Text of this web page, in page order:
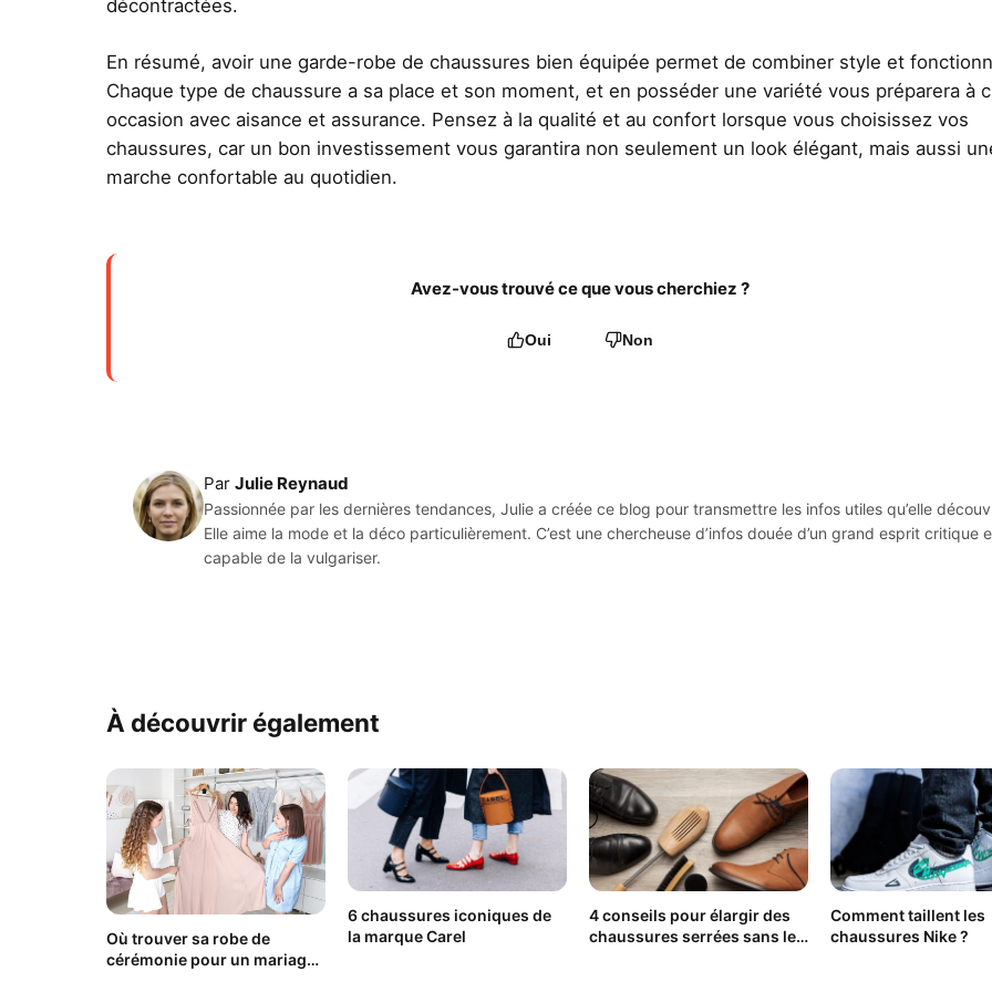
décontractées.
En résumé, avoir une garde-robe de chaussures bien équipée permet de combiner style et
Chaque type de chaussure a sa place et son moment, et en posséder une variété vous préparera à
occasion avec aisance et assurance. Pensez à la qualité et au confort lorsque vous choisissez vos
chaussures, car un bon investissement vous garantira non seulement un look élégant, mais aussi
marche confortable au quotidien.
Avez-vous trouvé ce que vous cherchiez ?
Oui Non
Par Julie Reynaud
Passionnée par les dernières tendances, Julie a créée ce blog pour transmettre les infos utiles qu’elle
Elle aime la mode et la déco particulièrement. C’est une chercheuse d’infos douée d’un grand esprit critique
capable de la vulgariser.
À découvrir également
Où trouver sa robe de
cérémonie pour un mariage
6 chaussures iconiques de
la marque Carel
4 conseils pour élargir des
chaussures serrées sans les
Comment taillent les
chaussures Nike ?